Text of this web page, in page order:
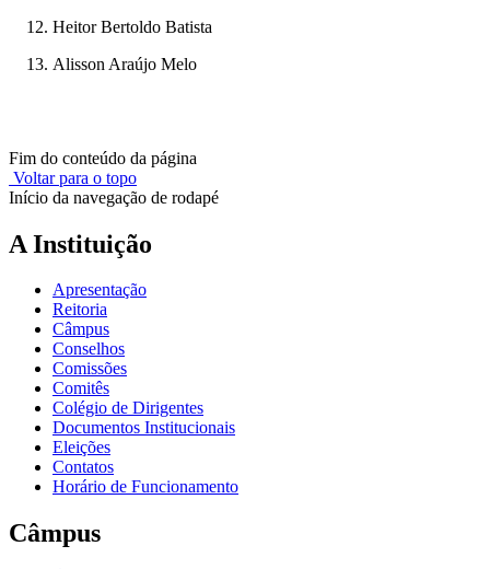
Heitor Bertoldo Batista
Alisson Araújo Melo
Fim do conteúdo da página
Voltar para o topo
Início da navegação de rodapé
A Instituição
Apresentação
Reitoria
Câmpus
Conselhos
Comissões
Comitês
Colégio de Dirigentes
Documentos Institucionais
Eleições
Contatos
Horário de Funcionamento
Câmpus